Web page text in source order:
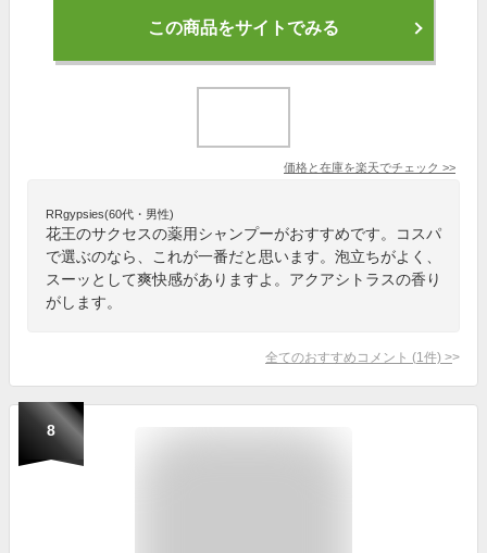
この商品をサイトでみる
価格と在庫を楽天でチェック >>
RRgypsies(60代・男性)
花王のサクセスの薬用シャンプーがおすすめです。コスパ
で選ぶのなら、これが一番だと思います。泡立ちがよく、
スーッとして爽快感がありますよ。アクアシトラスの香り
がします。
全てのおすすめコメント (1 件) >
8